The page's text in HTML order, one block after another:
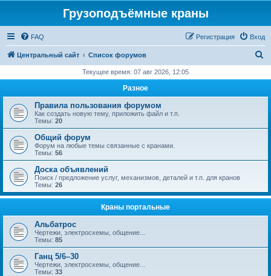
Грузоподъёмные краны
FAQ Вход
Регистрация
Центральный сайт Список форумов
с
Текущее время: 07 авг 2026, 12:05
Разное
Правила пользования форумом
Как создать новую тему, приложить файл и т.п.
Темы: 20
Общий форум
Форум на любые темы связанные с кранами.
Темы: 56
Доска объявлений
Поиск / предложение услуг, механизмов, деталей и т.п. для кранов
Темы: 26
Краны портальные
Альбатрос
Чертежи, электросхемы, общение...
Темы: 85
Ганц 5/6–30
Чертежи, электросхемы, общение...
Темы: 33